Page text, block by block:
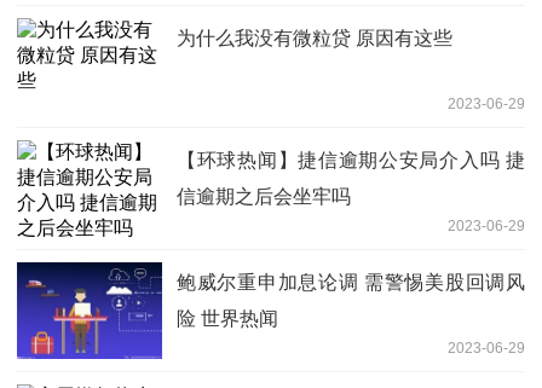
为什么我没有微粒贷 原因有这些
2023-06-29
【环球热闻】捷信逾期公安局介入吗 捷
信逾期之后会坐牢吗
2023-06-29
鲍威尔重申加息论调 需警惕美股回调风
险 世界热闻
2023-06-29